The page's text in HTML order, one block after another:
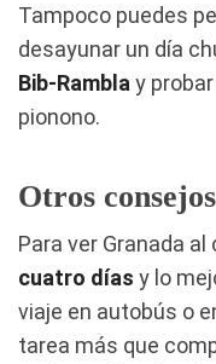
Tampoco puedes
desayunar un día
Bib-Rambla y
pionono.
Otros
Para ver Granada
cuatro días y lo
viaje en autobús o
tarea más que